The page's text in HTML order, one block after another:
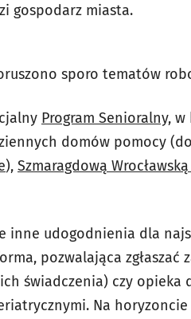
gospodarz miasta.
sporo tematów
Program Senioralny, w
domów pomocy
), Szmaragdową
inne udogodnienia dla
pozwalająca zgłaszać
świadczenia) czy opieka
Na horyzoncie